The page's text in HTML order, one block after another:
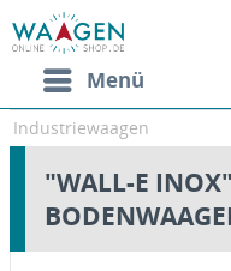
Menü
Industriewaagen
"WALL-E